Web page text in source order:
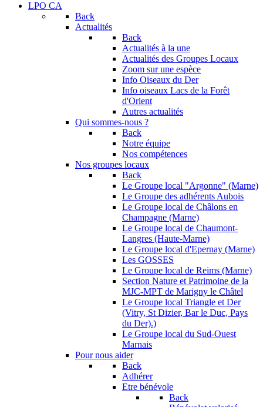
LPO CA
Back
Actualités
Back
Actualités à la une
Actualités des Groupes Locaux
Zoom sur une espèce
Info Oiseaux du Der
Info oiseaux Lacs de la Forêt
d'Orient
Autres actualités
Qui sommes-nous ?
Back
Notre équipe
Nos compétences
Nos groupes locaux
Back
Le Groupe local "Argonne" (Marne)
Le Groupe des adhérents Aubois
Le Groupe local de Châlons en
Champagne (Marne)
Le Groupe local de Chaumont-
Langres (Haute-Marne)
Le Groupe local d'Epernay (Marne)
Les GOSSES
Le Groupe local de Reims (Marne)
Section Nature et Patrimoine de la
MJC-MPT de Marigny le Châtel
Le Groupe local Triangle et Der
(Vitry, St Dizier, Bar le Duc, Pays
du Der).)
Le Groupe local du Sud-Ouest
Marnais
Pour nous aider
Back
Adhérer
Etre bénévole
Back